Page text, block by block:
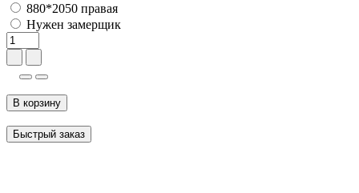
880*2050 правая
Нужен замерщик
В корзину
Быстрый заказ